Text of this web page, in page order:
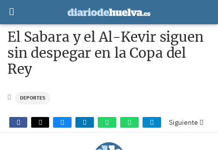
El Sabara y el Al-Kevir siguen
sin despegar en la Copa del
Rey
DEPORTES
Siguiente